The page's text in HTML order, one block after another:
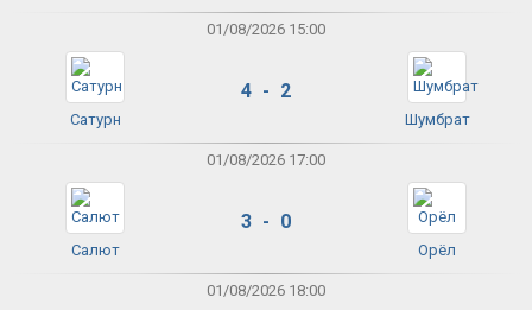
01/08/2026 15:00
Сатурн
4 - 2
Шумбрат
01/08/2026 17:00
Салют
3 - 0
Орёл
01/08/2026 18:00